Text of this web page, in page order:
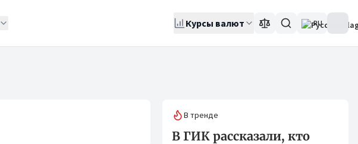
Курсы валют RU
В тренде
В ГИК рассказали, кто